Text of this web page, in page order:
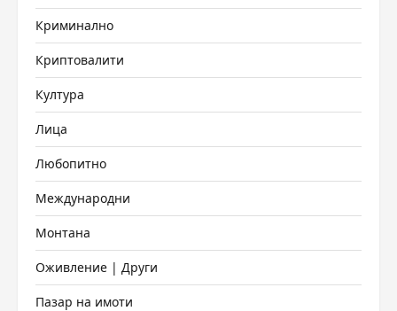
Криминално
Криптовалити
Култура
Лица
Любопитно
Международни
Монтана
Оживление | Други
Пазар на имоти